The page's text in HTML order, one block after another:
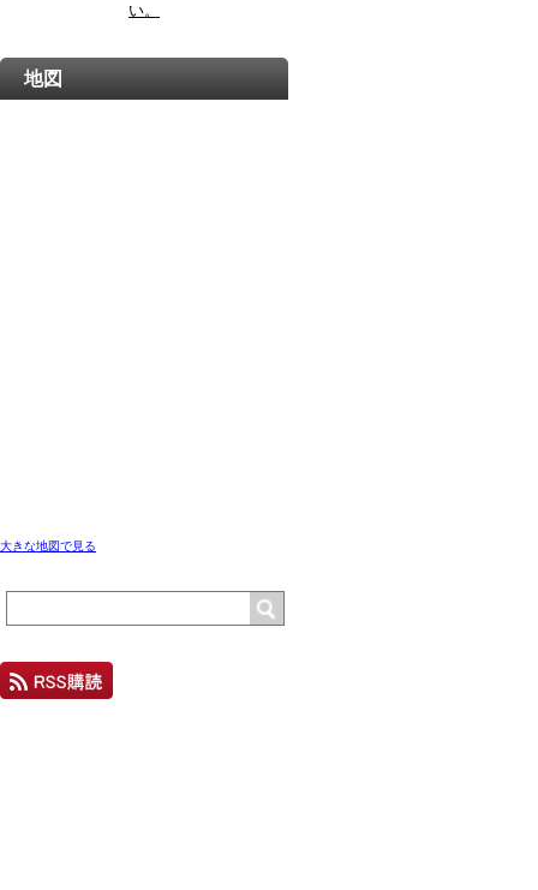
い。
地図
大きな地図で見る